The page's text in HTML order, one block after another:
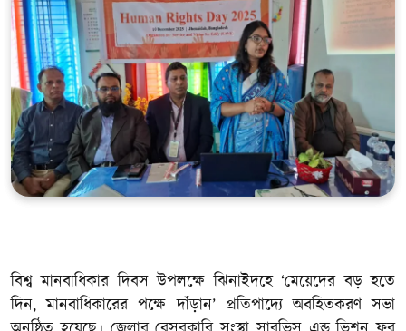
সারাদেশ
খেলাধুলা
সম্পাদকীয়
সাহিত্য
বিশ্ব মানবাধিকার দিবস উপলক্ষে ঝিনাইদহে ‘মেয়েদের বড় হতে
দিন, মানবাধিকারের পক্ষে দাঁড়ান’ প্রতিপাদ্যে অবহিতকরণ সভা